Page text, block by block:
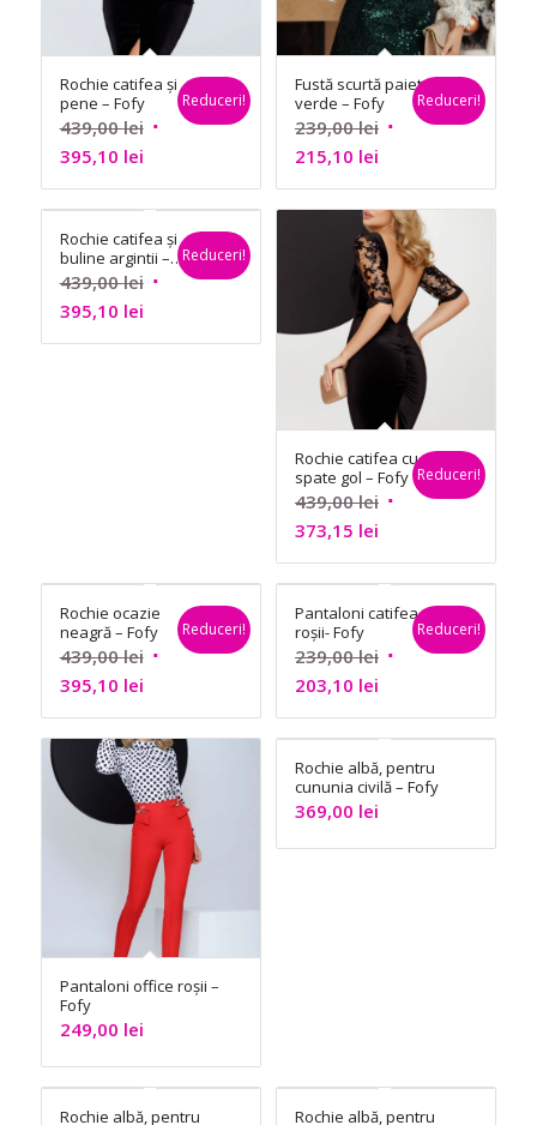
Rochie catifea și
pene – Fofy
439,00lei Prețul
a
fost:
439,00 lei.
395,10 leiPrețul
curent
este:
395,10 lei.
Reduceri!
Fustă scurtă paiete,
verde – Fofy
239,00lei Prețul
a
fost:
239,00 lei.
215,10 leiPrețul
curent
este:
215,10 lei.
Reduceri!
Rochie catifea și
buline argintii –
Fofy
439,00lei Prețul
a
395,10 leiPrețul
curent
Reduceri!
Rochie catifea cu
spate gol – Fofy
439,00lei Prețul
a
fost:
439,00 lei.
373,15 leiPrețul
curent
este:
373,15 lei.
Reduceri!
Rochie ocazie
neagră – Fofy
439,00lei Prețul
a
fost:
439,00 lei.
395,10 leiPrețul
curent
este:
395,10 lei.
Reduceri!
Pantaloni catifea
roșii- Fofy
239,00lei Prețul
a
fost:
239,00 lei.
203,10 leiPrețul
curent
este:
203,10 lei.
Reduceri!
Pantaloni office roșii –
Fofy
249,00 lei
Rochie albă, pentru
cununia civilă – Fofy
369,00 lei
Rochie albă, pentru
Rochie albă, pentru